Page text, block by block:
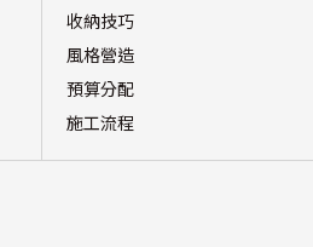
收納技巧
風格營造
預算分配
施工流程